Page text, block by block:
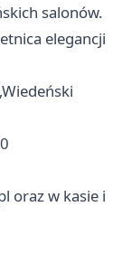
salonów.
elegancji
oraz w kasie i